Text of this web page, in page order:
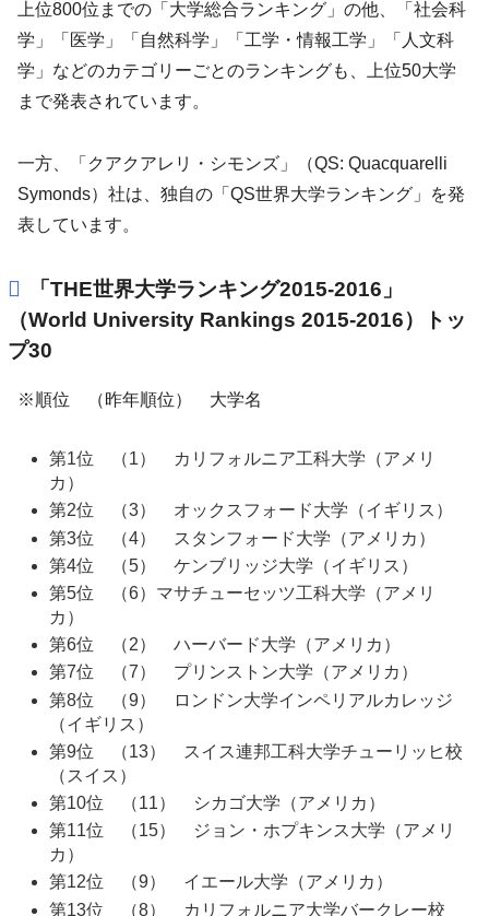
上位800位までの「大学総合ランキング」の他、「社会科
学」「医学」「自然科学」「工学・情報工学」「人文科
学」などのカテゴリーごとのランキングも、上位50大学
まで発表されています。
一方、「クアクアレリ・シモンズ」（QS: Quacquarelli
Symonds）社は、独自の「QS世界大学ランキング」を発
表しています。
「THE世界大学ランキング2015-2016」
（World University Rankings 2015-2016）トッ
プ30
※順位 （昨年順位） 大学名
第1位 （1） カリフォルニア工科大学（アメリ
カ）
第2位 （3） オックスフォード大学（イギリス）
第3位 （4） スタンフォード大学（アメリカ）
第4位 （5） ケンブリッジ大学（イギリス）
第5位 （6）マサチューセッツ工科大学（アメリ
カ）
第6位 （2） ハーバード大学（アメリカ）
第7位 （7） プリンストン大学（アメリカ）
第8位 （9） ロンドン大学インペリアルカレッジ
（イギリス）
第9位 （13） スイス連邦工科大学チューリッヒ校
（スイス）
第10位 （11） シカゴ大学（アメリカ）
第11位 （15） ジョン・ホプキンス大学（アメリ
カ）
第12位 （9） イエール大学（アメリカ）
第13位 （8） カリフォルニア大学バークレー校